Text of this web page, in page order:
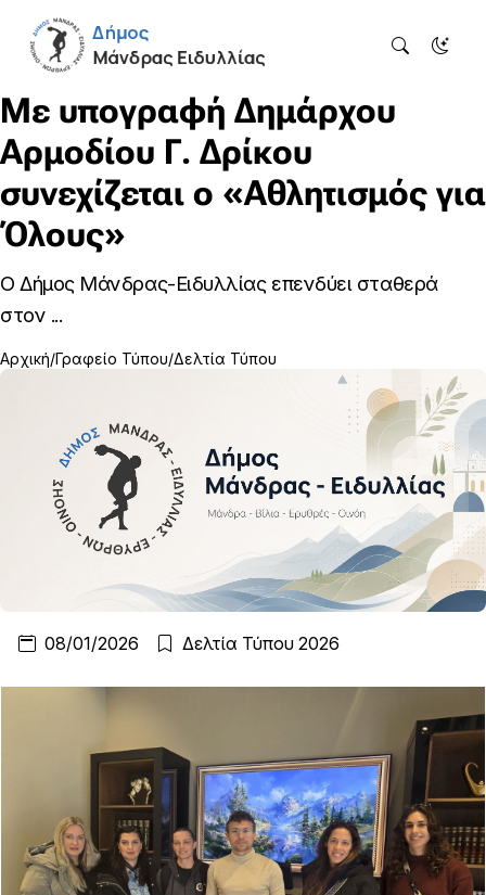
Με υπογραφή Δημάρχου
Αρμοδίου Γ. Δρίκου
συνεχίζεται ο «Αθλητισμός για
Όλους»
Ο Δήμος Μάνδρας-Ειδυλλίας επενδύει σταθερά
στον ...
Αρχική Γραφείο Τύπου Δελτία Τύπου
08/01/2026 Δελτία Τύπου 2026